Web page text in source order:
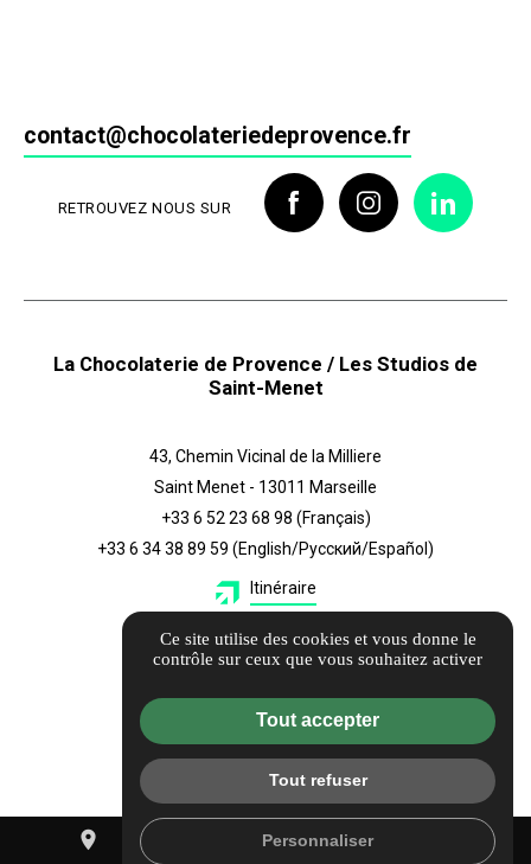
place mail
contact@chocolateriedeprovence.fr
RETROUVEZ NOUS SUR
La Chocolaterie de Provence / Les Studios de
Saint-Menet
43, Chemin Vicinal de la Milliere
Saint Menet - 13011 Marseille
+33 6 52 23 68 98 (Français)
+33 6 34 38 89 59 (English/Русский/Español)
Itinéraire
Également
Informations complémentaires
Politique de confidentialité
Gestion des cookies
Ce site utilise des cookies et vous donne le
contrôle sur ceux que vous souhaitez activer
Tout accepter
Tout refuser
Personnaliser